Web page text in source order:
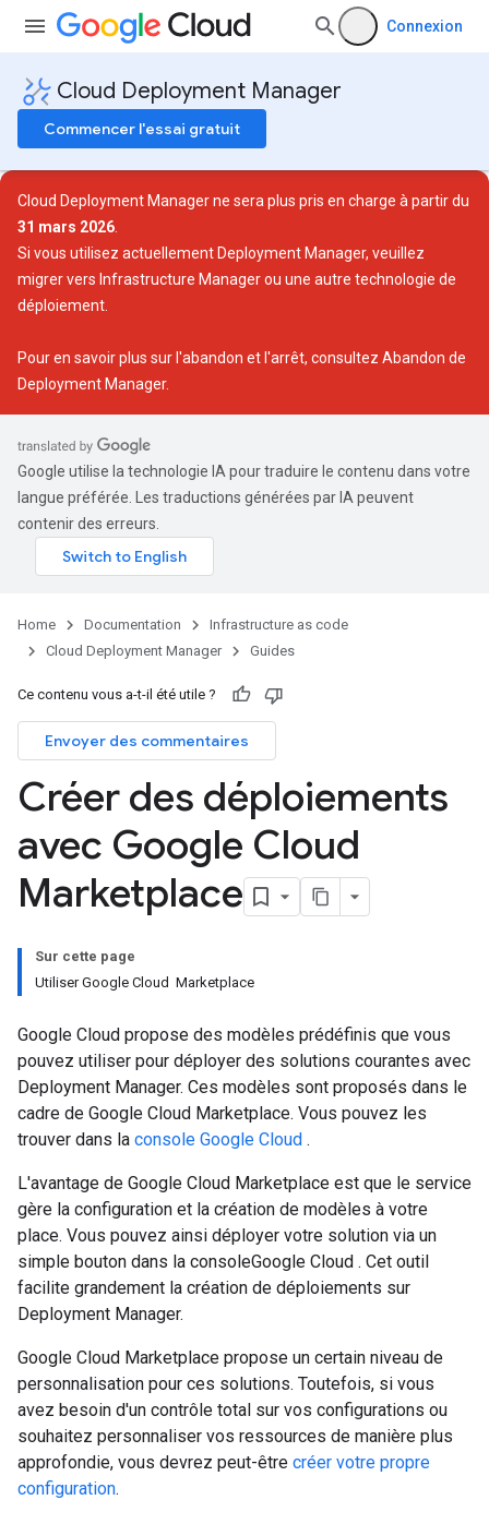
Connexion
Cloud Deployment Manager
Commencer l'essai gratuit
Cloud Deployment Manager ne sera plus pris en charge à partir du
31 mars 2026
Si vous utilisez actuellement Deployment Manager, veuillez
migrer vers Infrastructure Manager ou une autre technologie de
déploiement.
Pour en savoir plus sur l'abandon et l'arrêt, consultez Abandon de
Deployment Manager.
Google utilise la technologie IA pour traduire le contenu dans votre
langue préférée. Les traductions générées par IA peuvent
contenir des erreurs.
Home Documentation
Infrastructure as code
Cloud Deployment Manager
Guides
Ce contenu vous a-t-il été utile ?
Envoyer des commentaires
Créer des déploiements
avec Google Cloud
Marketplace
Sur cette page
Utiliser Google Cloud Marketplace
Google Cloud propose des modèles prédéfinis que vous
pouvez utiliser pour déployer des solutions courantes avec
Deployment Manager. Ces modèles sont proposés dans le
cadre de Google Cloud Marketplace. Vous pouvez les
trouver dans la console Google Cloud .
L'avantage de Google Cloud Marketplace est que le service
gère la configuration et la création de modèles à votre
place. Vous pouvez ainsi déployer votre solution via un
simple bouton dans la consoleGoogle Cloud . Cet outil
facilite grandement la création de déploiements sur
Deployment Manager.
Google Cloud Marketplace propose un certain niveau de
personnalisation pour ces solutions. Toutefois, si vous
avez besoin d'un contrôle total sur vos configurations ou
souhaitez personnaliser vos ressources de manière plus
approfondie, vous devrez peut-être créer votre propre
configuration.